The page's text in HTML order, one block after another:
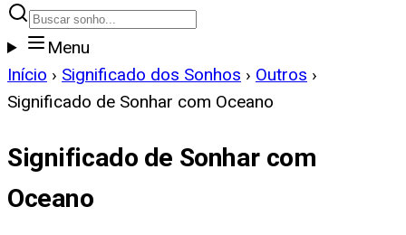
Menu
Início › Significado dos Sonhos › Outros ›
Significado de Sonhar com Oceano
Significado de Sonhar com
Oceano